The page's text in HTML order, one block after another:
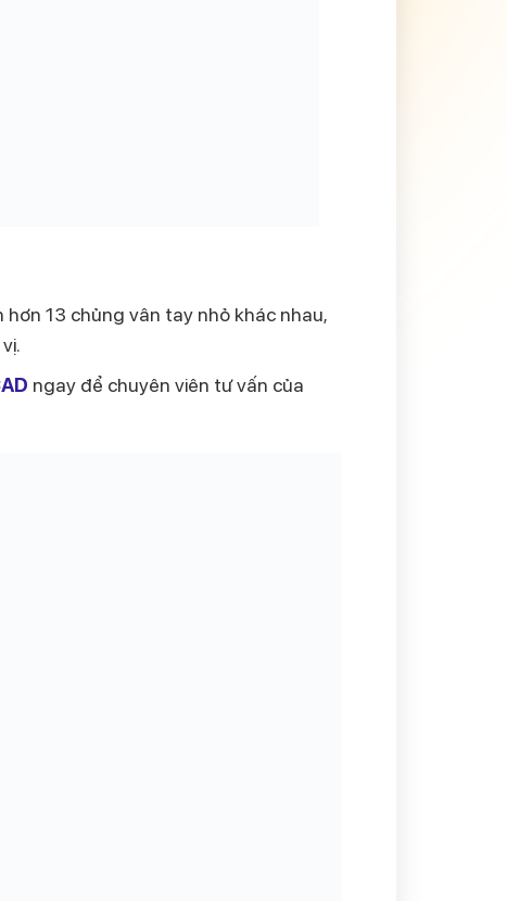
13 chủng vân tay nhỏ khác nhau,
ngay để chuyên viên tư vấn của